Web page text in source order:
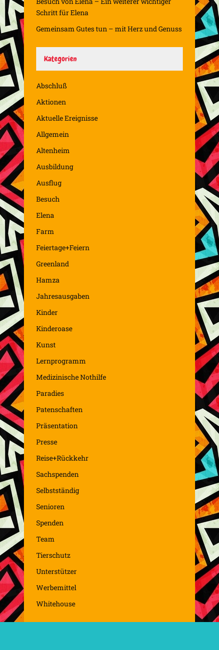
Schritt für Elena
Gemeinsam Gutes tun – mit Herz und Genuss
Kategorien
Abschluß
Aktionen
Aktuelle Ereignisse
Allgemein
Altenheim
Ausbildung
Ausflug
Besuch
Elena
Farm
Feiertage+Feiern
Greenland
Hamza
Jahresausgaben
Kinder
Kinderoase
Kunst
Lernprogramm
Medizinische Nothilfe
Paradies
Patenschaften
Präsentation
Presse
Reise+Rückkehr
Sachspenden
Selbstständig
Senioren
Spenden
Team
Tierschutz
Unterstützer
Werbemittel
Whitehouse